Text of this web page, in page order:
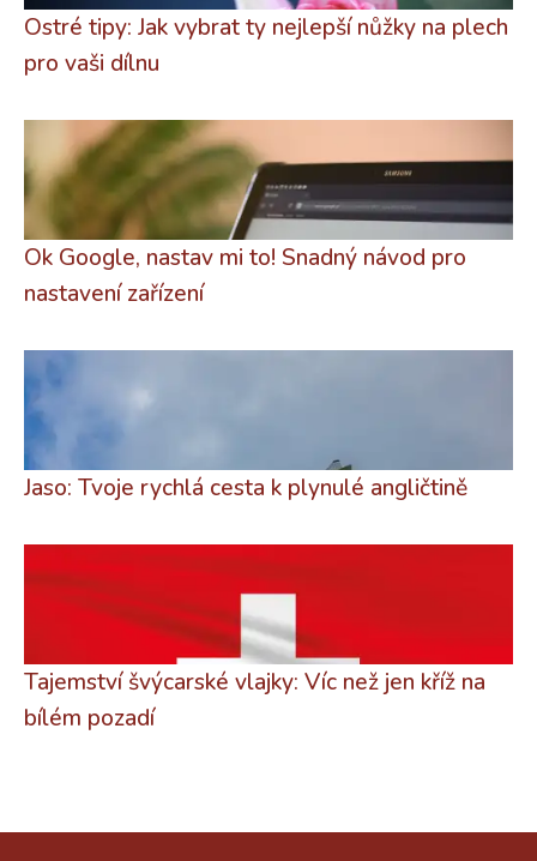
Ostré tipy: Jak vybrat ty nejlepší nůžky na plech
pro vaši dílnu
Ok Google, nastav mi to! Snadný návod pro
nastavení zařízení
Jaso: Tvoje rychlá cesta k plynulé angličtině
Tajemství švýcarské vlajky: Víc než jen kříž na
bílém pozadí